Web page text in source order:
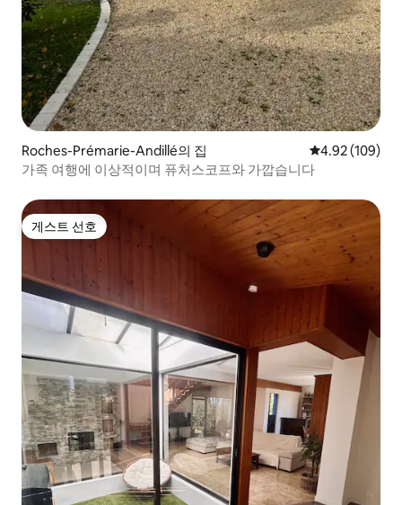
Roches-Prémarie-Andillé의 집 평점 4.92점(5
4.92 (109)
가족 여행에 이상적이며 퓨처스코프와 가깝습니다
게스트 선호
게스트 선호